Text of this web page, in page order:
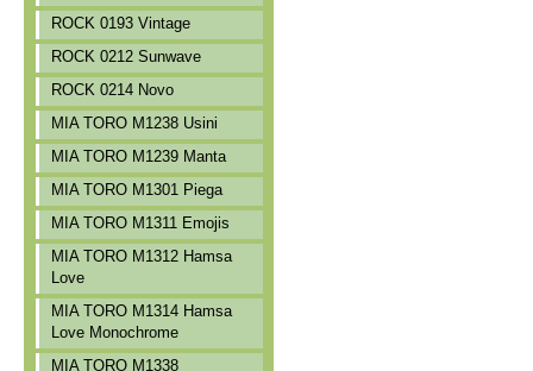
ROCK 0193 Vintage
ROCK 0212 Sunwave
ROCK 0214 Novo
MIA TORO M1238 Usini
MIA TORO M1239 Manta
MIA TORO M1301 Piega
MIA TORO M1311 Emojis
MIA TORO M1312 Hamsa
Love
MIA TORO M1314 Hamsa
Love Monochrome
MIA TORO M1338